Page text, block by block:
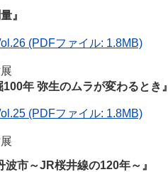
』
(PDFファイル: 1.8MB)
年 弥生のムラが変わるとき』
(PDFファイル: 1.8MB)
波市～JR桜井線の120年～』